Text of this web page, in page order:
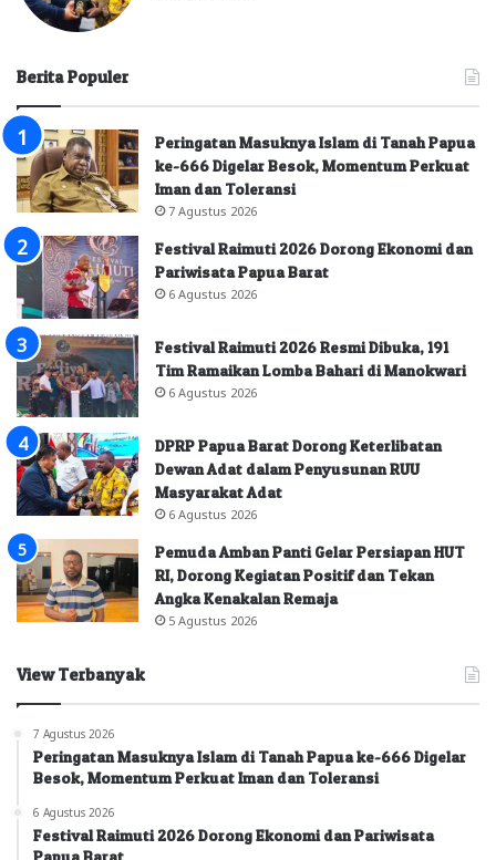
Berita Populer
Peringatan Masuknya Islam di Tanah Papua
ke-666 Digelar Besok, Momentum Perkuat
Iman dan Toleransi
7 Agustus 2026
Festival Raimuti 2026 Dorong Ekonomi dan
Pariwisata Papua Barat
6 Agustus 2026
Festival Raimuti 2026 Resmi Dibuka, 191
Tim Ramaikan Lomba Bahari di Manokwari
6 Agustus 2026
DPRP Papua Barat Dorong Keterlibatan
Dewan Adat dalam Penyusunan RUU
Masyarakat Adat
6 Agustus 2026
Pemuda Amban Panti Gelar Persiapan HUT
RI, Dorong Kegiatan Positif dan Tekan
Angka Kenakalan Remaja
5 Agustus 2026
View Terbanyak
7 Agustus 2026
Peringatan Masuknya Islam di Tanah Papua ke-666 Digelar
Besok, Momentum Perkuat Iman dan Toleransi
6 Agustus 2026
Festival Raimuti 2026 Dorong Ekonomi dan Pariwisata